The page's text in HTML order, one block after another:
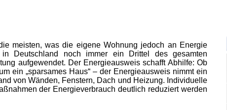
meisten, was die eigene Wohnung jedoch an Energie
Deutschland noch immer ein Drittel des gesamten
aufgewendet. Der Energieausweis schafft Abhilfe: Ob
ein „sparsames Haus“ – der Energieausweis nimmt ein
von Wänden, Fenstern, Dach und Heizung. Individuelle
der Energieverbrauch deutlich reduziert werden